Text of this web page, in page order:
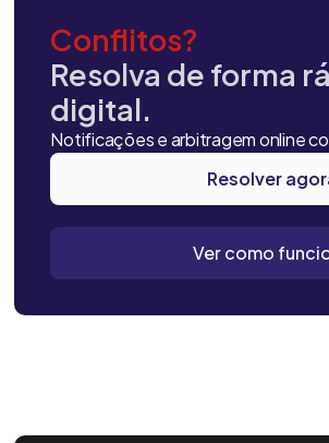
Conflitos?
Resolva de forma
digital.
Notificações e arbitragem online
Resolver
Ver como